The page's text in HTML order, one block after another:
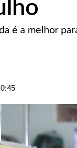
é a melhor